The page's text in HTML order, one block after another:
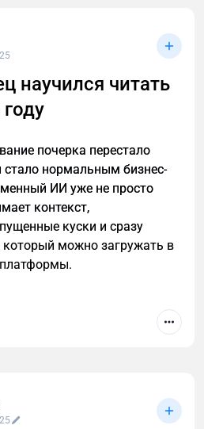
научился читать
почерка перестало
стало нормальным бизнес-
ИИ уже не просто
контекст,
куски и сразу
который можно загружать в